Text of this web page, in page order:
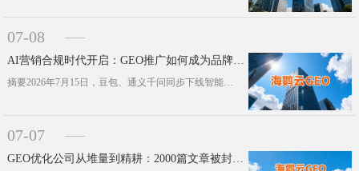
07-08
AI营销合规时代开启：GEO推广如何成为品牌新防线
摘要2026年7月15日，豆包、通义千问同步下线智能体功能，精准对接当日正式落地的《人工智能拟人化互动服务管理暂行办法》。这件···
07-07
GEO优化公司从堆量到精耕：2000篇文章被封号背后的生存法则